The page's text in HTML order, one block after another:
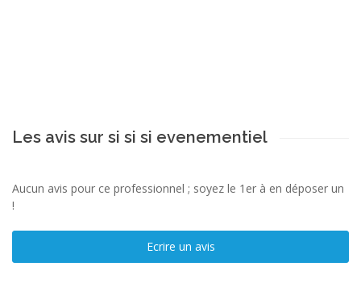
Les avis sur si si si evenementiel
Aucun avis pour ce professionnel ; soyez le 1er à en déposer un
!
Ecrire un avis